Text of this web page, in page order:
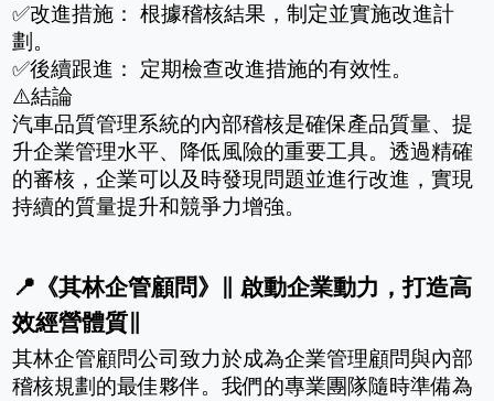
✅改進措施： 根據稽核結果，制定並實施改進計
劃。
✅後續跟進： 定期檢查改進措施的有效性。
⚠️結論
汽車品質管理系統的內部稽核是確保產品質量、提
升企業管理水平、降低風險的重要工具。透過精確
的審核，企業可以及時發現問題並進行改進，實現
持續的質量提升和競爭力增強。
📍《其林企管顧問》∥ 啟動企業動力，打造高
效經營體質∥
其林企管顧問公司致力於成為企業管理顧問與內部
稽核規劃的最佳夥伴。我們的專業團隊隨時準備為